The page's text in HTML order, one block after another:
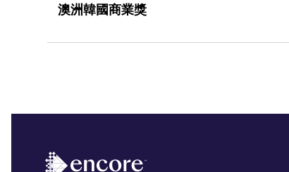
澳洲韓國商業獎